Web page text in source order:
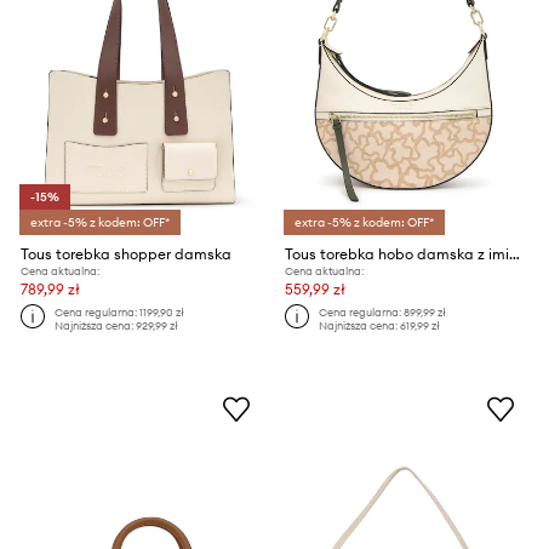
-15%
extra -5% z kodem: OFF*
Tous torebka shopper damska
Cena aktualna:
789,99 zł
Cena regularna:1199,90 zł
Najniższa cena:929,99 zł
extra -5% z kodem: OFF*
Tous torebka hobo damska z imitacji skóry
Cena aktualna:
559,99 zł
Cena regularna:899,99 zł
Najniższa cena:619,99 zł